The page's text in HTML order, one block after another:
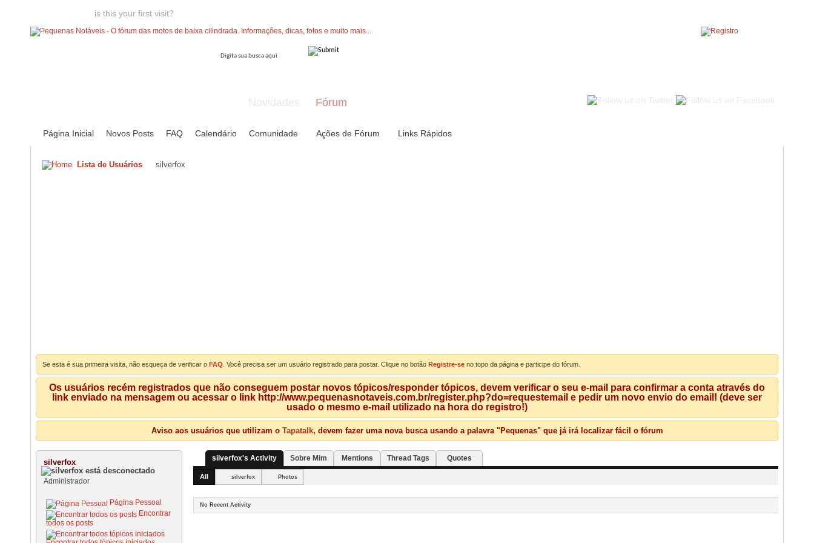
is this your first visit?
Fórum
Página Inicial Novos Posts FAQ Calendário Comunidade Ações de Fórum Links Rápidos
Lista de Usuários silverfox
Se esta é sua primeira visita, não esqueça de verificar o FAQ . Você precisa ser um usuário registrado para postar. Clique no botão Registre-se no topo da página e participe do fórum.
Os usuários recém registrados que não conseguem postar novos tópicos/responder tópicos, devem verificar o seu e-mail para confirmar a conta através do
link enviado na mensagem ou acessar o link http://www.pequenasnotaveis.com.br/register.php?do=requestemail e pedir um novo envio do email! (deve ser
usado o mesmo e-mail utilizado na hora do registro!)
Aviso aos usuários que utilizam o Tapatalk, devem fazer uma nova busca usando a palavra "Pequenas" que já irá localizar fácil o fórum
silverfox
Administrador
Página Pessoal
Encontrar
todos os posts
silverfox's Activity Sobre Mim Mentions Thread Tags Quotes
All silverfox Photos
No Recent Activity